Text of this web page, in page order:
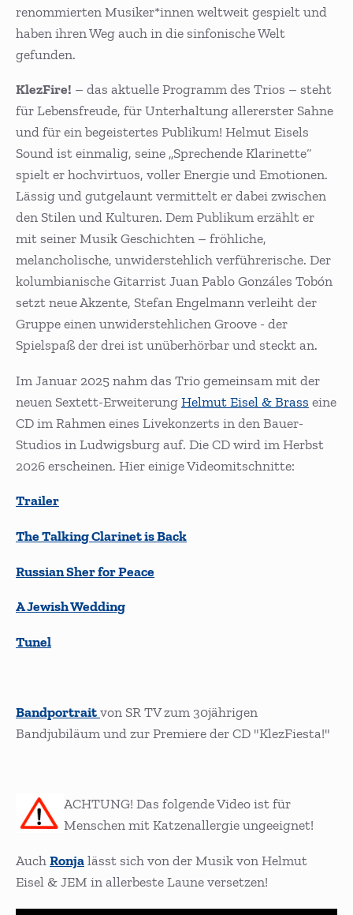
renommierten Musiker*innen weltweit gespielt und
haben ihren Weg auch in die sinfonische Welt
gefunden.
KlezFire! – das aktuelle Programm des Trios – steht
für Lebensfreude, für Unterhaltung allererster Sahne
und für ein begeistertes Publikum! Helmut Eisels
Sound ist einmalig, seine „Sprechende Klarinette“
spielt er hochvirtuos, voller Energie und Emotionen.
Lässig und gutgelaunt vermittelt er dabei zwischen
den Stilen und Kulturen. Dem Publikum erzählt er
mit seiner Musik Geschichten – fröhliche,
melancholische, unwiderstehlich verführerische. Der
kolumbianische Gitarrist Juan Pablo Gonzáles Tobón
setzt neue Akzente, Stefan Engelmann verleiht der
Gruppe einen unwiderstehlichen Groove - der
Spielspaß der drei ist unüberhörbar und steckt an.
Im Januar 2025 nahm das Trio gemeinsam mit der
neuen Sextett-ErweiterungHelmut Eisel & Brass eine
CD im Rahmen eines Livekonzerts in den Bauer-
Studios in Ludwigsburg auf. Die CD wird im Herbst
2026 erscheinen. Hier einige Videomitschnitte:
Trailer
The Talking Clarinet is Back
Russian Sher for Peace
A Jewish Wedding
Tunel
Bandportraitvon SR TV zum 30jährigen
Bandjubiläum und zur Premiere der CD "KlezFiesta!"
ACHTUNG! Das folgende Video ist für
Menschen mit Katzenallergie ungeeignet!
AuchRonjalässt sich von der Musik von Helmut
Eisel & JEM in allerbeste Laune versetzen!